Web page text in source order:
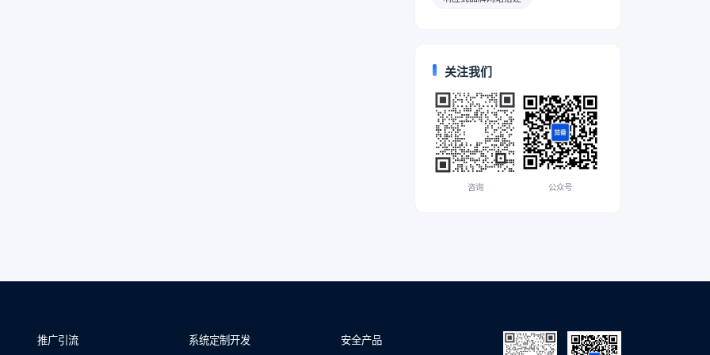
关注我们
咨询 公众号
推广引流 系统定制开发 安全产品